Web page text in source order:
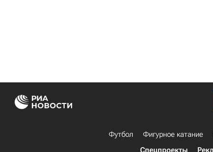
Футбол Фигурное катание
Спецпроекты